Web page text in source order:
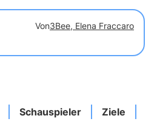
Von3Bee, Elena Fraccaro
Schauspieler Ziele